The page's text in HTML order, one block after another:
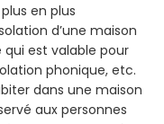
en plus
d’une maison
est valable pour
phonique, etc.
dans une maison
aux personnes